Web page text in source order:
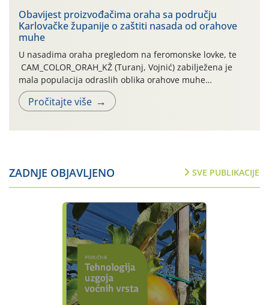
izražen zadnja šest dana (31.7.-05.8.), jer najviše
temperature zraka svakodnevno […]
Obavijest proizvođačima oraha sa području
Karlovačke županije o zaštiti nasada od orahove
muhe
U nasadima oraha pregledom na feromonske lovke, te
CAM_COLOR_ORAH_KŽ (Turanj, Vojnić) zabilježena je
mala populacija odraslih oblika orahove muhe
(Rhagoletis completa). Niska brojnost može se objasniti
činjenicom da je riječ o mladim nasadima s vrlo malim
jedinki. U starijim nasadima, na žutim ljepljivim Rebell
Pročitajte više
SVE PUBLIKACIJE
ZADNJE OBJAVLJENO